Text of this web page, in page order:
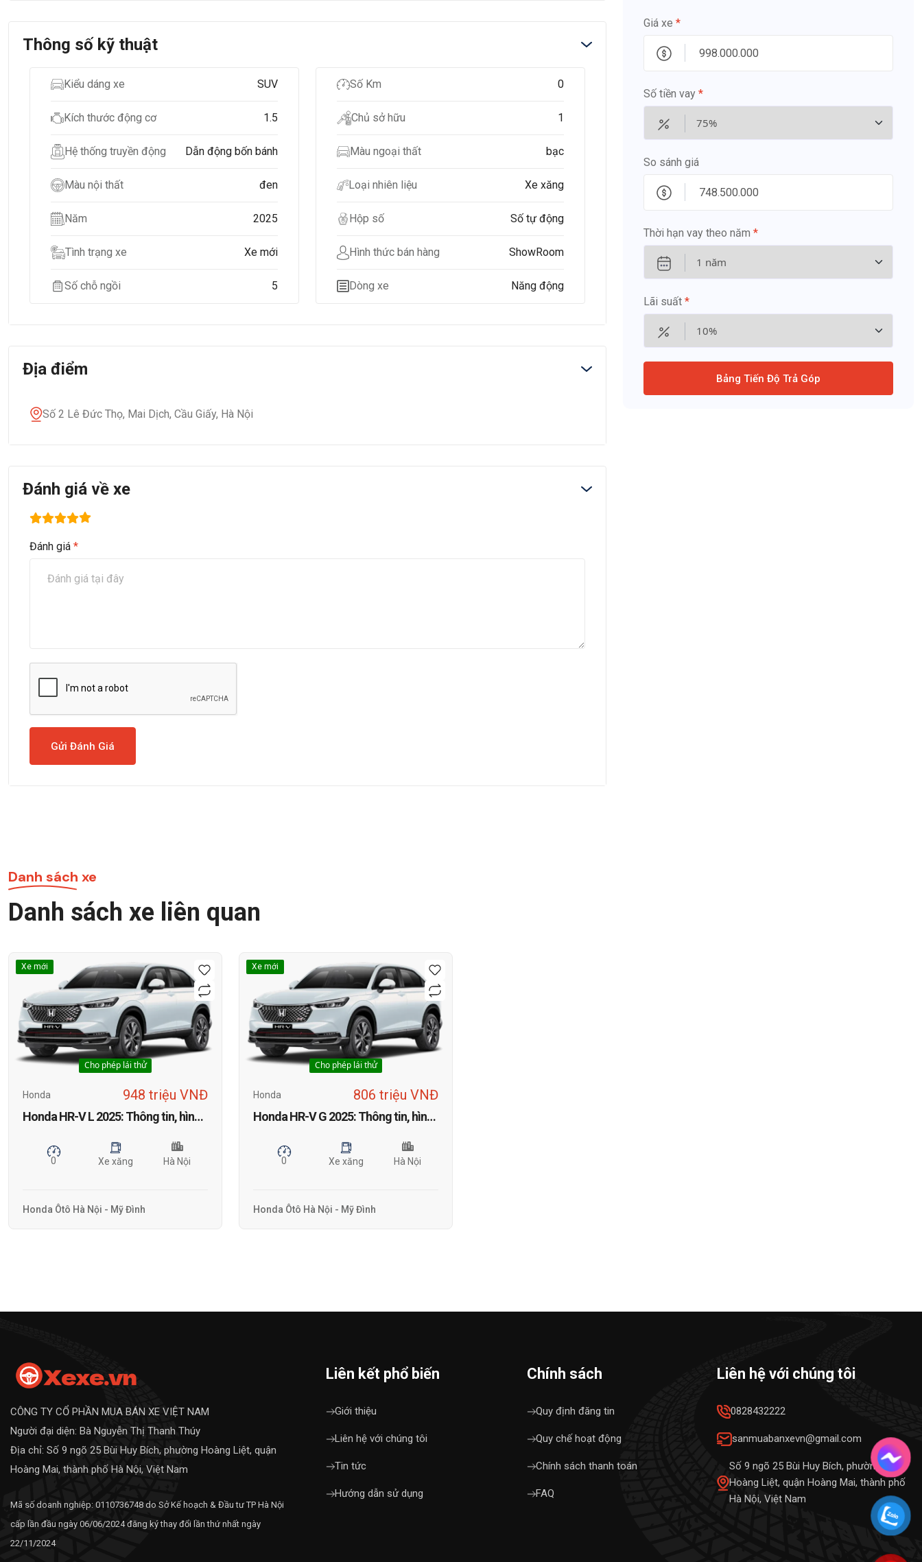
Thông số kỹ thuật
Kiểu dáng xe SUV
Kích thước động cơ 1.5
Hệ thống truyền động Dẫn động bốn bánh
Màu nội thất đen
Năm 2025
Tình trạng xe Xe mới
Số chỗ ngồi 5
Số Km 0
Chủ sở hữu 1
Màu ngoại thất bạc
Loại nhiên liệu Xe xăng
Hộp số Số tự động
Hình thức bán hàng ShowRoom
Dòng xe Năng động
Địa điểm
Số 2 Lê Đức Thọ, Mai Dịch, Cầu Giấy, Hà Nội
Đánh giá về xe
Đánh giá *
Gửi Đánh Giá
Giá xe *
Số tiền vay *
So sánh giá
Thời hạn vay theo năm *
Lãi suất *
Bảng Tiến Độ Trả Góp
Danh sách xe
Danh sách xe liên quan
Xe mới
Cho phép lái thử
Honda 948 triệu VNĐ
Honda HR-V L 2025: Thông tin, hình ảnh, TSKT, bảng giá và khuyến mãi mới nhất tháng 1
0 Xe xăng Hà Nội
Honda Ôtô Hà Nội - Mỹ Đình
Xe mới
Cho phép lái thử
Honda 806 triệu VNĐ
Honda HR-V G 2025: Thông tin, hình ảnh, TSKT, bảng giá và khuyến mãi mới nhất tháng 1
0 Xe xăng Hà Nội
Honda Ôtô Hà Nội - Mỹ Đình
CÔNG TY CỔ PHẦN MUA BÁN XE VIỆT NAM
Người đại diện: Bà Nguyễn Thị Thanh Thúy
Địa chỉ: Số 9 ngõ 25 Bùi Huy Bích, phường Hoàng Liệt, quận
Hoàng Mai, thành phố Hà Nội, Việt Nam
Mã số doanh nghiệp: 0110736748 do Sở Kế hoạch & Đầu tư TP Hà Nội
cấp lần đầu ngày 06/06/2024 đăng ký thay đổi lần thứ nhất ngày
22/11/2024
Liên kết phổ biến
Giới thiệu
Liên hệ với chúng tôi
Tin tức
Hướng dẫn sử dụng
Chính sách
Quy định đăng tin
Quy chế hoạt động
Chính sách thanh toán
FAQ
Liên hệ với chúng tôi
0828432222
sanmuabanxevn@gmail.com
Số 9 ngõ 25 Bùi Huy Bích, phường
Hoàng Liệt, quận Hoàng Mai, thành phố
Hà Nội, Việt Nam